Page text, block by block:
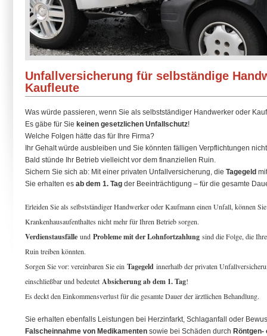
Unfallversicherung für selbständige
Kaufleute
Was würde passieren, wenn Sie als selbstständiger Handwerker oder
Es gäbe für Sie keinen gesetzlichen Unfallschutz!
Welche Folgen hätte das für Ihre Firma?
Ihr Gehalt würde ausbleiben und Sie könnten fälligen Verpflichtungen
Bald stünde Ihr Betrieb vielleicht vor dem finanziellen Ruin.
Sichern Sie sich ab: Mit einer privaten Unfallversicherung, die Tagegeld
Sie erhalten es ab dem 1. Tagder Beeinträchtigung – für die gesamte
Erleiden Sie als selbstständiger Handwerker oder Kaufmann einen Unfall, können
Krankenhausaufenthaltes nicht mehr für Ihren Betrieb sorgen.
Verdienstausfälle und Probleme mit der Lohnfortzahlung sind die Folge, die
Ruin treiben könnten.
Sorgen Sie vor: vereinbaren Sie ein Tagegeld innerhalb der privaten
einschließbar und bedeutet Absicherung ab dem 1. Tag!
Es deckt den Einkommensverlust für die gesamte Dauer der ärztlichen Behandlung.
Sie erhalten ebenfalls Leistungen bei Herzinfarkt, Schlaganfall oder
Falscheinnahme von Medikamentensowie bei Schäden durch